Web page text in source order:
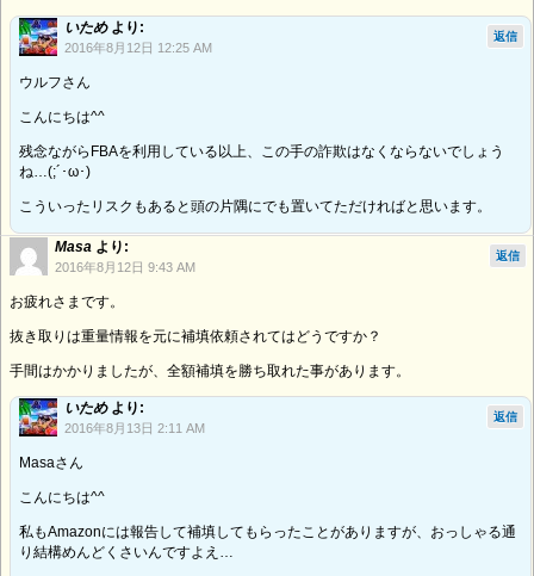
いため より:
2016年8月12日 12:25 AM
ウルフさん
こんにちは^^
残念ながらFBAを利用している以上、この手の詐欺はなくならないでしょう
ね…(;´･ω･)
こういったリスクもあると頭の片隅にでも置いてただければと思います。
返信
Masa より:
2016年8月12日 9:43 AM
お疲れさまです。
抜き取りは重量情報を元に補填依頼されてはどうですか？
手間はかかりましたが、全額補填を勝ち取れた事があります。
返信
いため より:
2016年8月13日 2:11 AM
Masaさん
こんにちは^^
私もAmazonには報告して補填してもらったことがありますが、おっしゃる通
り結構めんどくさいんですよえ…
返信